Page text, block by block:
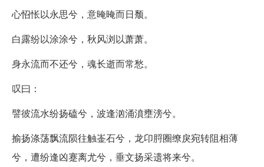
心怊怅以永思兮，意晻晻而日颓。
白露纷以涂涂兮，秋风浏以萧萧。
身永流而不还兮，魂长逝而常愁。
叹曰：
譬彼流水纷扬磕兮，波逢汹涌濆壅滂兮。
揄扬涤荡飘流陨往触崟石兮，龙卬脟圈缭戾宛转阻相薄
兮，遭纷逢凶蹇离尤兮，垂文扬采遗将来兮。